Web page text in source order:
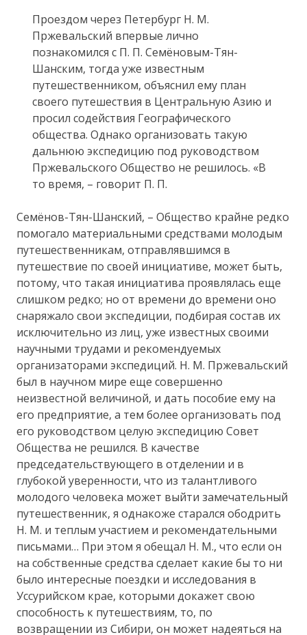
Проездом через Петербург H. M.
Пржевальский впервые лично
познакомился с П. П. Семёновым-Тян-
Шанским, тогда уже известным
путешественником, объяснил ему план
своего путешествия в Центральную Азию и
просил содействия Географического
общества. Однако организовать такую
дальнюю экспедицию под руководством
Пржевальского Общество не решилось. «В
то время, – говорит П. П.
Семёнов-Тян-Шанский, – Общество крайне редко
помогало материальными средствами молодым
путешественникам, отправлявшимся в
путешествие по своей инициативе, может быть,
потому, что такая инициатива проявлялась еще
слишком редко; но от времени до времени оно
снаряжало свои экспедиции, подбирая состав их
исключительно из лиц, уже известных своими
научными трудами и рекомендуемых
организаторами экспедиций. H. M. Пржевальский
был в научном мире еще совершенно
неизвестной величиной, и дать пособие ему на
его предприятие, а тем более организовать под
его руководством целую экспедицию Совет
Общества не решился. В качестве
председательствующего в отделении и в
глубокой уверенности, что из талантливого
молодого человека может выйти замечательный
путешественник, я однакоже старался ободрить
Н. М. и теплым участием и рекомендательными
письмами… При этом я обещал H. M., что если он
на собственные средства сделает какие бы то ни
было интересные поездки и исследования в
Уссурийском крае, которыми докажет свою
способность к путешествиям, то, по
возвращении из Сибири, он может надеяться на